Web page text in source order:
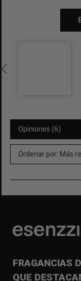
Opiniones (6)
Ordenar por: Más
FRAGANCIAS
QUE